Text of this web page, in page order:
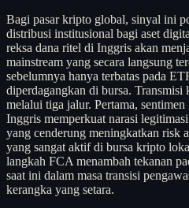
Bagi pasar kripto global, sinyal ini
distribusi institusional bagi aset
reksa dana ritel di Inggris akan
mainstream yang secara langsung
sebelumnya hanya terbatas pada
diperdagangkan di bursa. Transmisi
melalui tiga jalur. Pertama,
Inggris memperkuat narasi
yang cenderung meningkatkan risk
yang sangat aktif di bursa kripto
langkah FCA menambah tekanan
saat ini dalam masa transisi
kerangka yang setara.